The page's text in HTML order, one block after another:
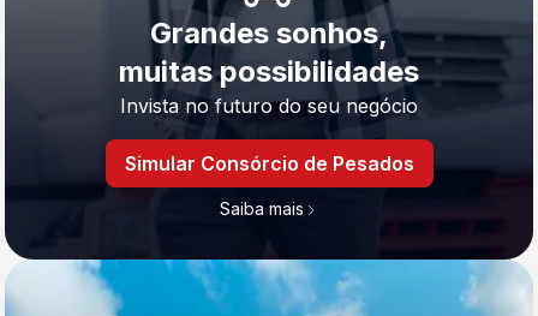
Grandes sonhos,
muitas possibilidades
Invista no futuro do seu negócio
Simular Consórcio de Pesados
Saiba mais